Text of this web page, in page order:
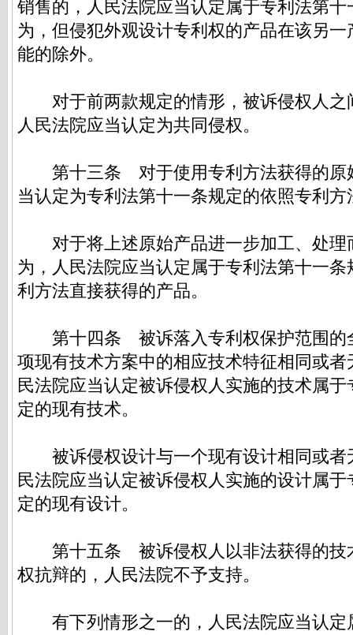
销售的，人民法院应当认定属于专利法第
为，但侵犯外观设计专利权的产品在该另
能的除外。
对于前两款规定的情形，被诉侵权人之
人民法院应当认定为共同侵权。
第十三条 对于使用专利方法获得的原
当认定为专利法第十一条规定的依照专利
对于将上述原始产品进一步加工、处理
为，人民法院应当认定属于专利法第十一
利方法直接获得的产品。
第十四条 被诉落入专利权保护范围的
项现有技术方案中的相应技术特征相同或
民法院应当认定被诉侵权人实施的技术属
定的现有技术。
被诉侵权设计与一个现有设计相同或者
民法院应当认定被诉侵权人实施的设计属
定的现有设计。
第十五条 被诉侵权人以非法获得的技
权抗辩的，人民法院不予支持。
有下列情形之一的，人民法院应当认定